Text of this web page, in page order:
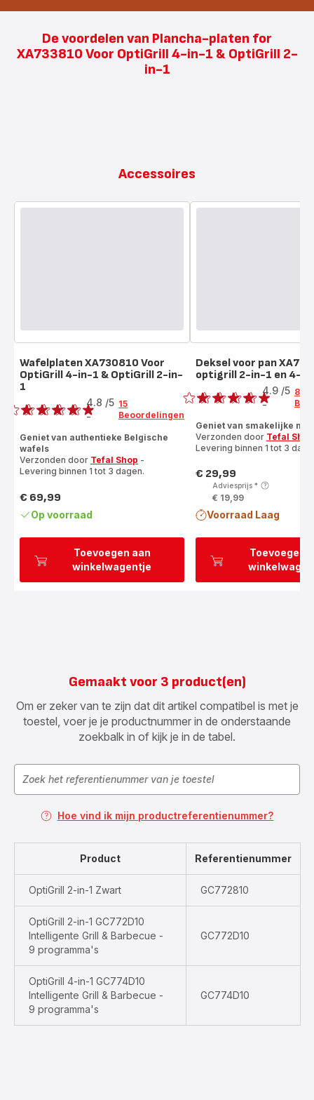
De voordelen van Plancha-platen for
XA733810 Voor OptiGrill 4-in-1 & OptiGrill 2-
in-1
Accessoires
Toevoegen aan
winkelwagentje
Wafelplaten XA730810 Voor
OptiGrill 4-in-1 & OptiGrill 2-in-
1
Beoordeling
4.8 /5
-
15
Beoordelingen
Geniet van authentieke Belgische
wafels
Verzonden door Tefal Shop -
Levering binnen 1 tot 3 dagen.
Prijs
€ 69,99
Op voorraad
Toevoegen
Deksel voor pan
optigrill 2-in-1 en 4-
Beoordeling
4.9 /5
-
8
Geniet van smakelijke
Verzonden door Tefal Shop
Levering binnen 1 tot 3
Prijs
€ 29,99
Adviesprijs*
€ 19,99
Voorraad Laag
Gemaakt voor 3 product(en)
Om er zeker van te zijn dat dit artikel compatibel is met je
toestel, voer je je productnummer in de onderstaande
zoekbalk in of kijk je in de tabel.
Hoe vind ik mijn productreferentienummer?
Product Referentienummer
OptiGrill 2-in-1 Zwart GC772810
OptiGrill 2-in-1 GC772D10
Intelligente Grill & Barbecue -
9 programma's
GC772D10
OptiGrill 4-in-1 GC774D10
Intelligente Grill & Barbecue -
9 programma's
GC774D10